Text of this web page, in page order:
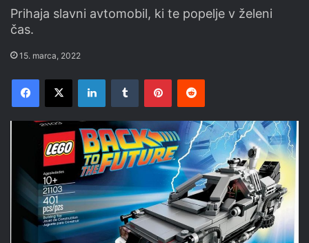
Prihaja slavni avtomobil, ki te popelje v želeni
čas.
15. marca, 2022
Facebook
X LinkedInTumblr PinterestReddit